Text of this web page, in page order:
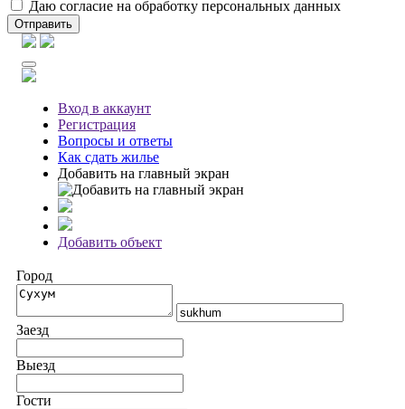
Даю согласие на обработку персональных данных
Отправить
Вход в аккаунт
Регистрация
Вопросы и ответы
Как сдать жилье
Добавить на главный экран
Добавить объект
Город
Заезд
Выезд
Гости